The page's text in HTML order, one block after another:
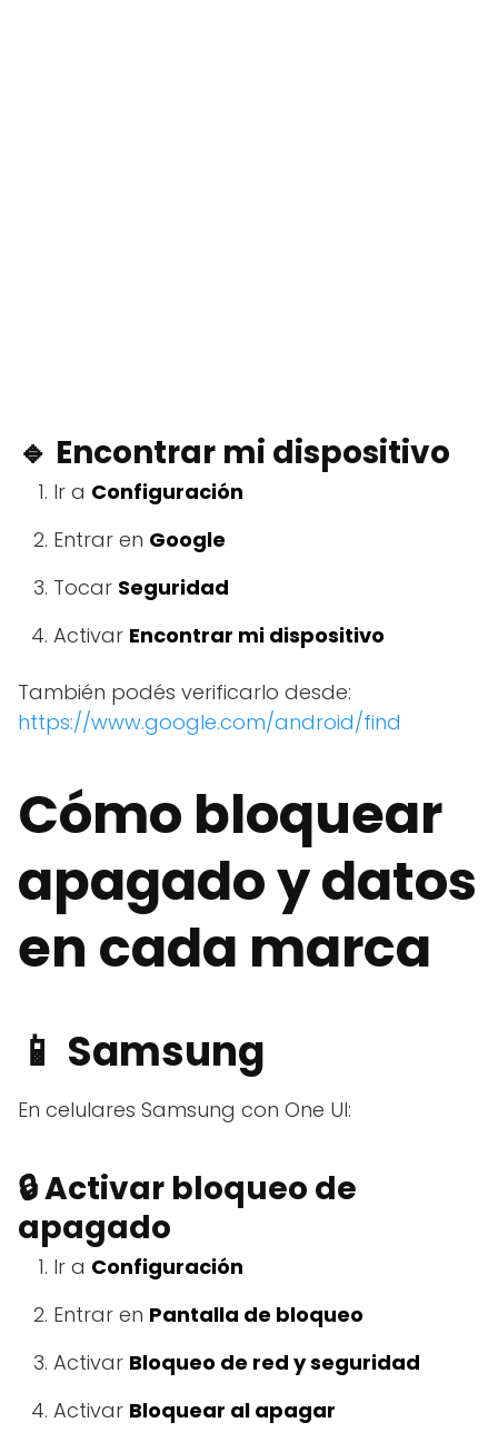
🔹 Encontrar mi dispositivo
Ir a Configuración
Entrar en Google
Tocar Seguridad
Activar Encontrar mi dispositivo
También podés verificarlo desde:
https://www.google.com/android/find
Cómo bloquear
apagado y datos
en cada marca
📱 Samsung
En celulares Samsung con One UI:
🔒 Activar bloqueo de
apagado
Ir a Configuración
Entrar en Pantalla de bloqueo
Activar Bloqueo de red y seguridad
Activar Bloquear al apagar